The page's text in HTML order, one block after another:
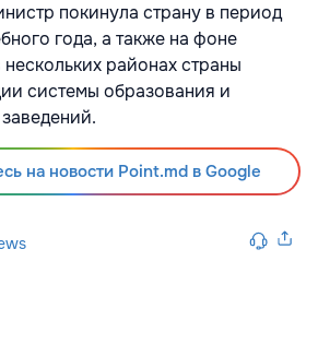
покинула страну в период
года, а также на фоне
районах страны
системы образования и
на новости Point.md в Google